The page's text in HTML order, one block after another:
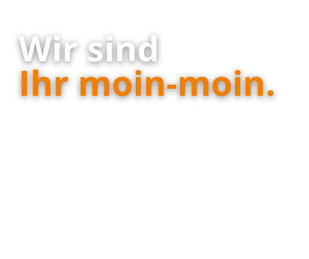
Wir sind
Ihr moin-moin.